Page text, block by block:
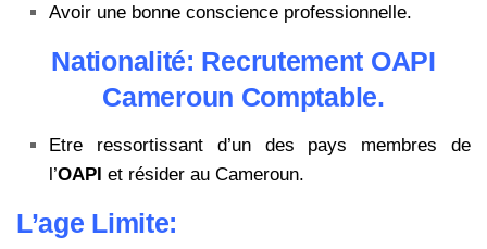
Avoir une bonne conscience professionnelle.
Nationalité: Recrutement OAPI
Cameroun Comptable.
Etre ressortissant d’un des pays membres de
l’OAPI et résider au Cameroun.
L’age Limite: